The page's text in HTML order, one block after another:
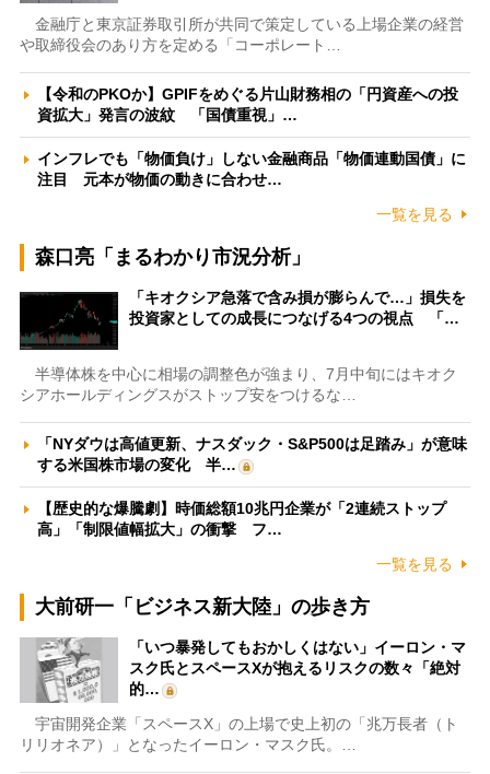
金融庁と東京証券取引所が共同で策定している上場企業の経営
や取締役会のあり方を定める「コーポレート…
【令和のPKOか】GPIFをめぐる片山財務相の「円資産への投
資拡大」発言の波紋 「国債重視」…
インフレでも「物価負け」しない金融商品「物価連動国債」に
注目 元本が物価の動きに合わせ…
一覧を見る
森口亮「まるわかり市況分析」
「キオクシア急落で含み損が膨らんで…」損失を
投資家としての成長につなげる4つの視点 「…
半導体株を中心に相場の調整色が強まり、7月中旬にはキオク
シアホールディングスがストップ安をつけるな…
「NYダウは高値更新、ナスダック・S&P500は足踏み」が意味
する米国株市場の変化 半…
【歴史的な爆騰劇】時価総額10兆円企業が「2連続ストップ
高」「制限値幅拡大」の衝撃 フ…
一覧を見る
大前研一「ビジネス新大陸」の歩き方
「いつ暴発してもおかしくはない」イーロン・マ
スク氏とスペースXが抱えるリスクの数々「絶対
的…
宇宙開発企業「スペースX」の上場で史上初の「兆万長者（ト
リリオネア）」となったイーロン・マスク氏。…